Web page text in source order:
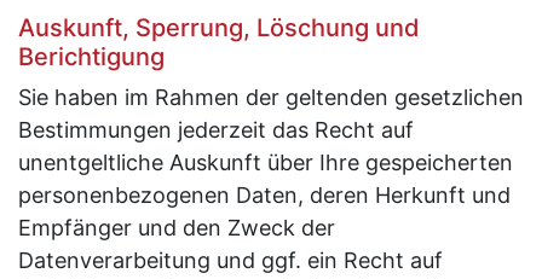
Auskunft, Sperrung, Löschung und
Berichtigung
Sie haben im Rahmen der geltenden gesetzlichen
Bestimmungen jederzeit das Recht auf
unentgeltliche Auskunft über Ihre gespeicherten
personenbezogenen Daten, deren Herkunft und
Empfänger und den Zweck der
Datenverarbeitung und ggf. ein Recht auf